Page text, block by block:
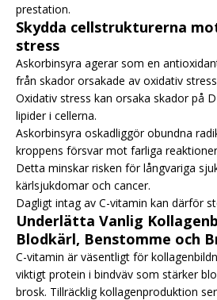
prestation.
Skydda cellstrukturerna
stress
Askorbinsyra agerar som en
från skador orsakade av oxidativ
Oxidativ stress kan orsaka skador på
lipider i cellerna.
Askorbinsyra oskadliggör obundna
kroppens försvar mot farliga
Detta minskar risken för långvariga
kärlsjukdomar och cancer.
Dagligt intag av C-vitamin kan därför
Underlätta Vanlig
Blodkärl, Benstomme och
C-vitamin är väsentligt för
viktigt protein i bindväv som stärker
brosk. Tillräcklig kollagenproduktion